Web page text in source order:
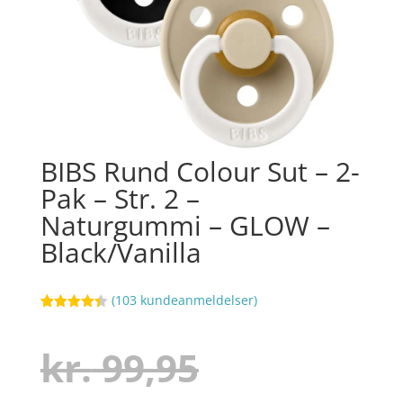
BIBS Rund Colour Sut – 2-
Pak – Str. 2 –
Naturgummi – GLOW –
Black/Vanilla
baseret
på
kundebedø
(103 kundeanmeldelser)
kr.99,95